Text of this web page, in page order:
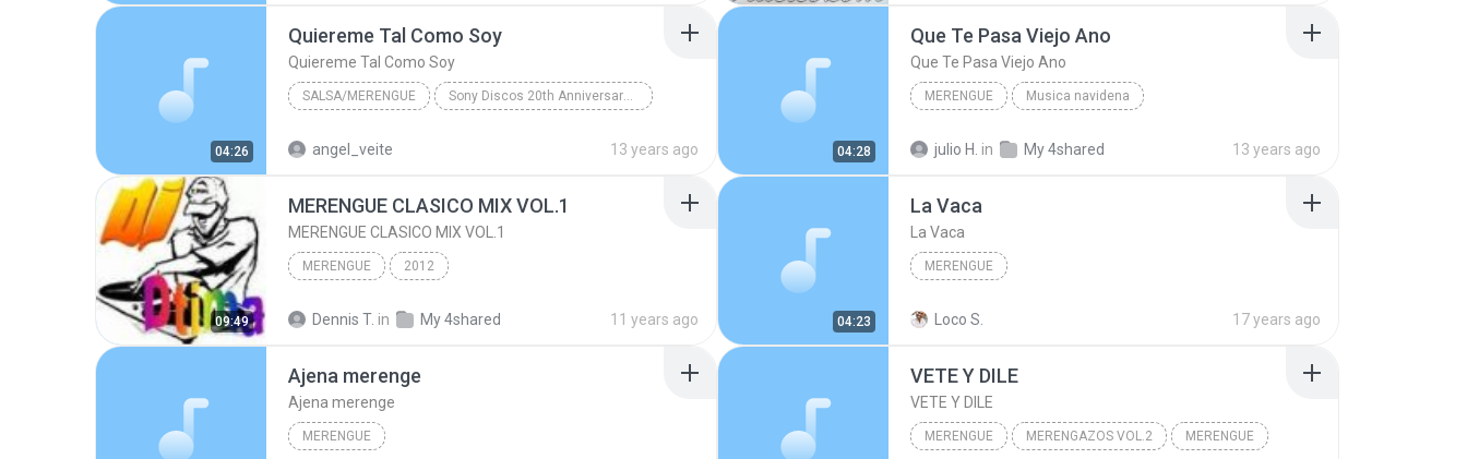
04:26
Quiereme Tal Como Soy
Quiereme Tal Como Soy
SALSA/MERENGUE Sony Discos 20th Anniversary - Tito Rojas
angel_veite 13 years ago 04:28
Que Te Pasa Viejo Ano
Que Te Pasa Viejo Ano
MERENGUE Musica navidena
julio H. in My 4shared 13 years ago
09:49
MERENGUE CLASICO MIX VOL.1
MERENGUE CLASICO MIX VOL.1
MERENGUE 2012
Dennis T. in My 4shared 11 years ago 04:23
La Vaca
La Vaca
MERENGUE
Loco S. 17 years ago
Ajena merenge
Ajena merenge
MERENGUE
VETE Y DILE
VETE Y DILE
MERENGUE MERENGAZOS VOL.2 MERENGUE